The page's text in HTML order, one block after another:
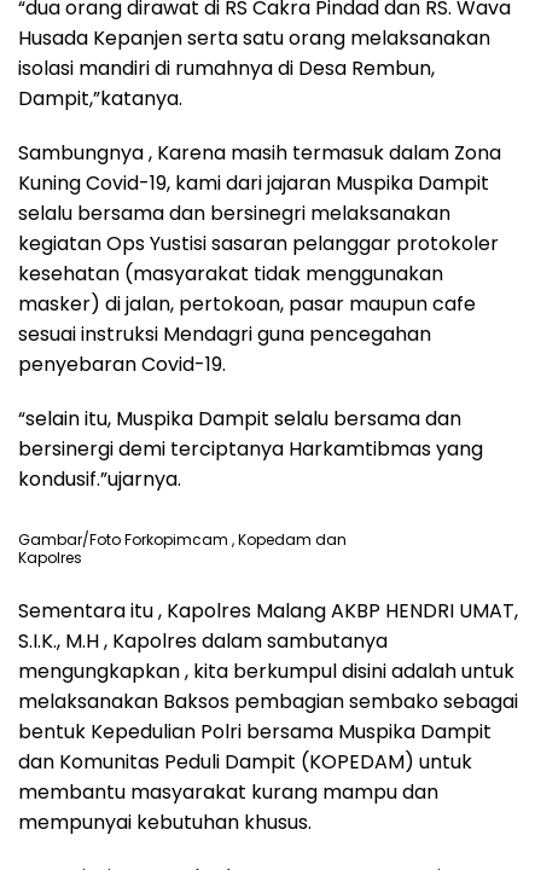
“dua orang dirawat di RS Cakra Pindad dan RS. Wava
Husada Kepanjen serta satu orang melaksanakan
isolasi mandiri di rumahnya di Desa Rembun,
Dampit,”katanya.
Sambungnya , Karena masih termasuk dalam Zona
Kuning Covid-19, kami dari jajaran Muspika Dampit
selalu bersama dan bersinegri melaksanakan
kegiatan Ops Yustisi sasaran pelanggar protokoler
kesehatan (masyarakat tidak menggunakan
masker) di jalan, pertokoan, pasar maupun cafe
sesuai instruksi Mendagri guna pencegahan
penyebaran Covid-19.
“selain itu, Muspika Dampit selalu bersama dan
bersinergi demi terciptanya Harkamtibmas yang
kondusif.”ujarnya.
Gambar/Foto Forkopimcam , Kopedam dan
Kapolres
Sementara itu , Kapolres Malang AKBP HENDRI UMAT,
S.I.K., M.H , Kapolres dalam sambutanya
mengungkapkan , kita berkumpul disini adalah untuk
melaksanakan Baksos pembagian sembako sebagai
bentuk Kepedulian Polri bersama Muspika Dampit
dan Komunitas Peduli Dampit (KOPEDAM) untuk
membantu masyarakat kurang mampu dan
mempunyai kebutuhan khusus.